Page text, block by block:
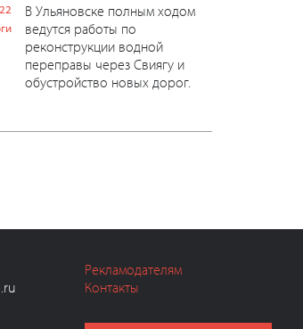
В Ульяновске полным ходом
ведутся работы по
реконструкции водной
переправы через Свиягу и
обустройство новых дорог.
Рекламодателям
Контакты